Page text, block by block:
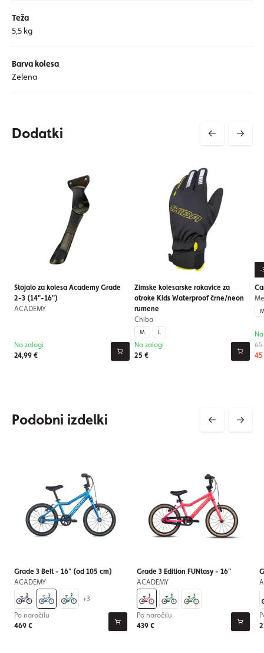
Teža
5,5 kg
Barva kolesa
Zelena
Dodatki
Stojalo za kolesa Academy Grade
2-3 (14"-16")
ACADEMY
24,99 €
Na zalogi
Zimske kolesarske rokavice za
otroke Kids Waterproof črne/neon
rumene
Chiba
M L
25 €
Na zalogi
-
65
45
Podobni izdelki
Grade 3 Belt - 16" (od 105 cm)
ACADEMY
+3
469 €
Po naročilu
Grade 3 Edition FUNtasy - 16"
ACADEMY
439 €
Po naročilu